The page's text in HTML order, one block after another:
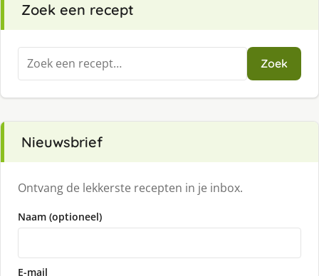
Zoek een recept
Zoeken
naar:
Zoek
Nieuwsbrief
Ontvang de lekkerste recepten in je inbox.
Naam (optioneel)
E-mail